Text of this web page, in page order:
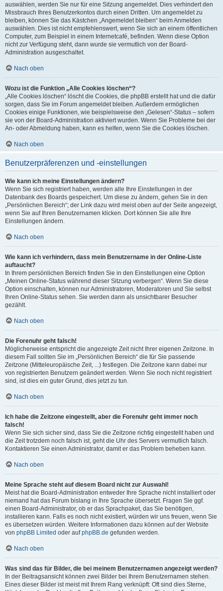
auswählen, werden Sie nur für eine Sitzung angemeldet. Dies verhindert den
Missbrauch Ihres Benutzerkontos durch einen Dritten. Um angemeldet zu
bleiben, können Sie das Kästchen „Angemeldet bleiben“ beim Anmelden
auswählen. Dies ist nicht empfehlenswert, wenn Sie sich an einem öffentlichen
Computer, zum Beispiel in einem Internetcafé, befinden. Wenn diese Option
nicht zur Verfügung steht, dann wurde sie vermutlich von der Board-
Administration ausgeschaltet.
Nach oben
Wozu ist die Funktion „Alle Cookies löschen“?
„Alle Cookies löschen“ löscht die Cookies, die phpBB erstellt hat und die dafür
sorgen, dass Sie im Forum angemeldet bleiben. Außerdem ermöglichen
Cookies einige Funktionen, wie beispielsweise den „Gelesen“-Status – sofern
sie von der Board-Administration aktiviert wurden. Wenn Sie Probleme bei der
An- oder Abmeldung haben, kann es helfen, wenn Sie die Cookies löschen.
Nach oben
Benutzerpräferenzen und -einstellungen
Wie kann ich meine Einstellungen ändern?
Wenn Sie sich registriert haben, werden alle Ihre Einstellungen in der
Datenbank des Boards gespeichert. Um diese zu ändern, gehen Sie in den
„Persönlichen Bereich“; der Link dazu wird meist oben auf der Seite angezeigt,
wenn Sie auf Ihren Benutzernamen klicken. Dort können Sie alle Ihre
Einstellungen ändern.
Nach oben
Wie kann ich verhindern, dass mein Benutzername in der Online-Liste
auftaucht?
In Ihrem persönlichen Bereich finden Sie in den Einstellungen eine Option
„Meinen Online-Status während dieser Sitzung verbergen“. Wenn Sie diese
Option einschalten, können nur Administratoren, Moderatoren und Sie selbst
Ihren Online-Status sehen. Sie werden dann als unsichtbarer Besucher
gezählt.
Nach oben
Die Forenuhr geht falsch!
Möglicherweise entspricht die angezeigte Zeit nicht Ihrer eigenen Zeitzone. In
diesem Fall sollten Sie im „Persönlichen Bereich“ die für Sie passende
Zeitzone (Mitteleuropäische Zeit, ...) festlegen. Die Zeitzone kann dabei nur
von registrierten Benutzern geändert werden. Wenn Sie noch nicht registriert
sind, ist dies ein guter Grund, dies jetzt zu tun.
Nach oben
Ich habe die Zeitzone eingestellt, aber die Forenuhr geht immer noch
falsch!
Wenn Sie sich sicher sind, dass Sie die Zeitzone richtig eingestellt haben und
die Zeit trotzdem noch falsch ist, geht die Uhr des Servers vermutlich falsch.
Kontaktieren Sie einen Administrator, damit er das Problem beheben kann.
Nach oben
Meine Sprache steht auf diesem Board nicht zur Auswahl!
Meist hat die Board-Administration entweder Ihre Sprache nicht installiert oder
niemand hat das Forum bislang in Ihre Sprache übersetzt. Fragen Sie ggf.
einen Board-Administrator, ob er das Sprachpaket, das Sie benötigen,
installieren kann. Falls es noch nicht existiert, würden wir uns freuen, wenn Sie
es übersetzen würden. Weitere Informationen dazu können auf der Website
von phpBB Limited oder aufphpBB.de gefunden werden.
Nach oben
Was sind das für Bilder, die bei meinem Benutzernamen angezeigt werden?
In der Beitragsansicht können zwei Bilder bei Ihrem Benutzernamen stehen.
Eines dieser Bilder ist meist mit Ihrem Rang verknüpft: Oft sind dies Sterne,